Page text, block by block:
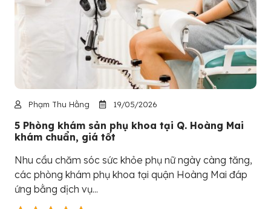
Phạm Thu Hằng 19/05/2026
5 Phòng khám sản phụ khoa tại Q. Hoàng Mai
khám chuẩn, giá tốt
Nhu cầu chăm sóc sức khỏe phụ nữ ngày càng tăng,
các phòng khám phụ khoa tại quận Hoàng Mai đáp
ứng bằng dịch vụ...